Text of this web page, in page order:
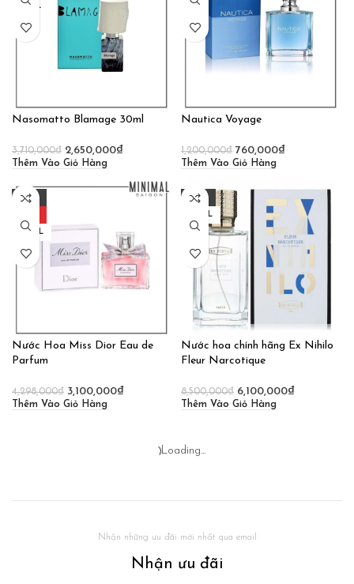
30ML
Nasomatto Blamage 30ml
3,710,000₫ 2,650,000₫
Thêm Vào Giỏ Hàng
Nautica Voyage
1,200,000₫ 760,000₫
Thêm Vào Giỏ Hàng
-28%
100ML
Nước Hoa Miss Dior Eau de
Parfum
4,298,000₫ 3,100,000₫
Thêm Vào Giỏ Hàng
-28%
100ML
Nước hoa chính hãng Ex Nihilo
Fleur Narcotique
8,500,000₫ 6,100,000₫
Thêm Vào Giỏ Hàng
Loading...
Nhận những ưu đãi mới nhất qua email
Nhận ưu đãi